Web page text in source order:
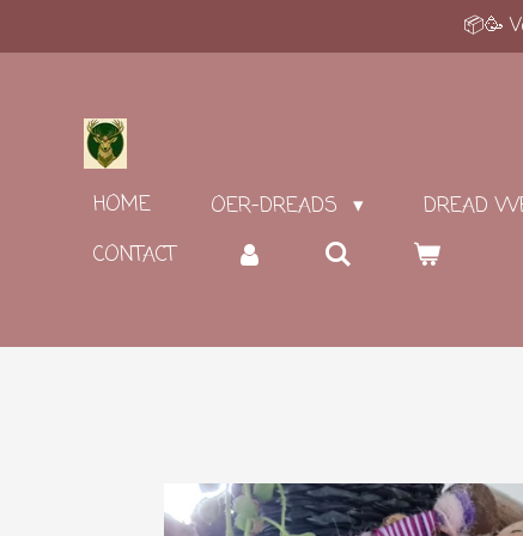
hoofdinhoud
📦🥳
HOME OER-DREADS DREAD
CONTACT